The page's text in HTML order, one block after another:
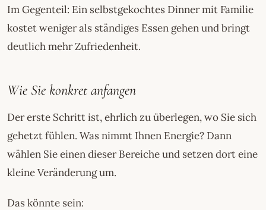
Im Gegenteil: Ein selbstgekochtes Dinner mit Familie
kostet weniger als ständiges Essen gehen und bringt
deutlich mehr Zufriedenheit.
Wie Sie konkret anfangen
Der erste Schritt ist, ehrlich zu überlegen, wo Sie sich
gehetzt fühlen. Was nimmt Ihnen Energie? Dann
wählen Sie einen dieser Bereiche und setzen dort eine
kleine Veränderung um.
Das könnte sein: